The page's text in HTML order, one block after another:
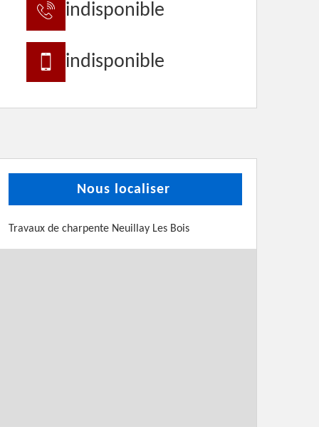
indisponible
indisponible
Nous localiser
Travaux de charpente Neuillay Les Bois